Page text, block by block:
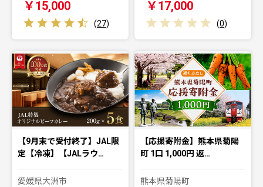
￥15,000
(27)
￥17,000
(0)
【9月末で受付終了】JAL限
定【冷凍】【JALラウ…
愛媛県大洲市
【応援寄附金】熊本県菊陽
町 1口 1,000円 返…
熊本県菊陽町